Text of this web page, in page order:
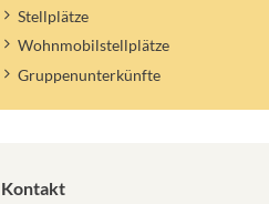
Stellplätze
Wohnmobilstellplätze
Gruppenunterkünfte
Kontakt